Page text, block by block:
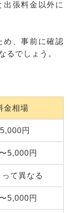
出張料金以外に
め、事前に確認
るでしょう。
金相場
円
5,000円
て異なる
5,000円